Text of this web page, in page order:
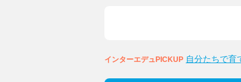
インターエデュPICKUP 自分たちで育